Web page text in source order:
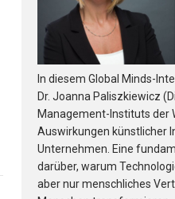
In diesem Global Minds-
Dr. Joanna Paliszkiewicz
Management-Instituts der
Auswirkungen künstlicher
Unternehmen. Eine
darüber, warum
aber nur menschliches